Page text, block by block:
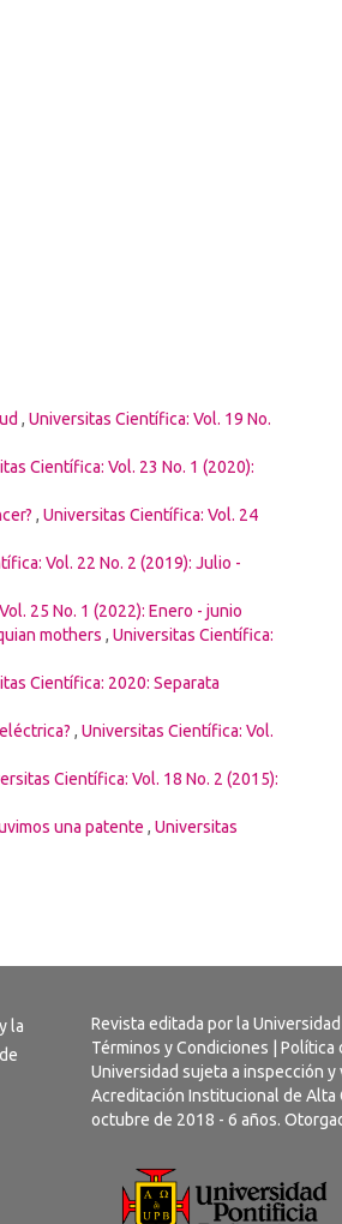
, Universitas Científica: Vol. 19 No.
Científica: Vol. 23 No. 1 (2020):
, Universitas Científica: Vol. 24
Vol. 22 No. 2 (2019): Julio -
25 No. 1 (2022): Enero - junio
mothers , Universitas Científica:
Científica: 2020: Separata
, Universitas Científica: Vol.
Científica: Vol. 18 No. 2 (2015):
una patente , Universitas
la
Revista editada por la
Términos y Condiciones
Política
Universidad sujeta a inspección
Acreditación Institucional de Alta
octubre de 2018 - 6 años.